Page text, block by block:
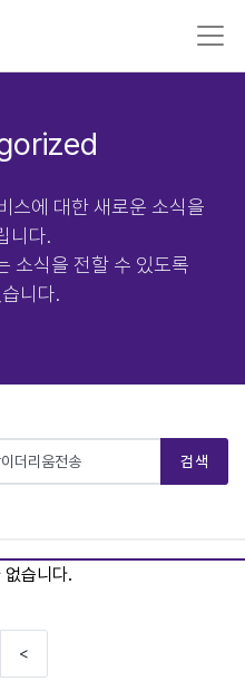
스에 대한 새로운 소식을
니다.
소식을 전할 수 있도록
니다.
검색
없습니다.
<